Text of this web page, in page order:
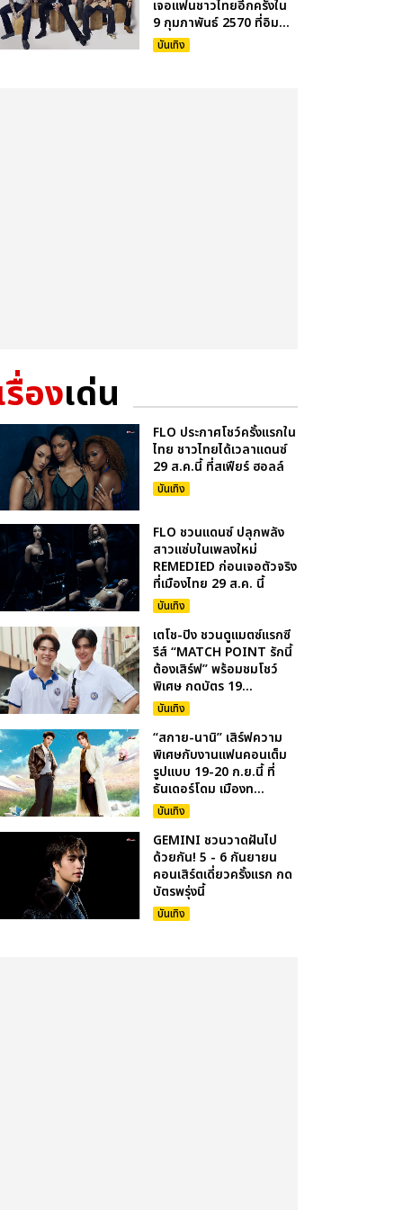
เจอแฟนชาวไทยอีกครั้งใน
9 กุมภาพันธ์ 2570 ที่อิม...
บันเทิง
รื่องเด่น
FLO ประกาศโชว์ครั้งแรกใน
ไทย ชาวไทยได้เวลาแดนซ์
29 ส.ค.นี้ ที่สเฟียร์ ฮอลล์
บันเทิง
FLO ชวนแดนซ์ ปลุกพลัง
สาวแซ่บในเพลงใหม่
REMEDIED ก่อนเจอตัวจริง
ที่เมืองไทย 29 ส.ค. นี้
บันเทิง
เตโช-ปิง ชวนดูแมตซ์แรกซี
รีส์ “MATCH POINT รักนี้
ต้องเสิร์ฟ” พร้อมชมโชว์
พิเศษ กดบัตร 19...
บันเทิง
“สกาย-นานิ” เสิร์ฟความ
พิเศษกับงานแฟนคอนเต็ม
รูปแบบ 19-20 ก.ย.นี้ ที่
ธันเดอร์โดม เมืองท...
บันเทิง
GEMINI ชวนวาดฝันไป
ด้วยกัน! 5 - 6 กันยายน
คอนเสิร์ตเดี่ยวครั้งแรก กด
บัตรพรุ่งนี้
บันเทิง